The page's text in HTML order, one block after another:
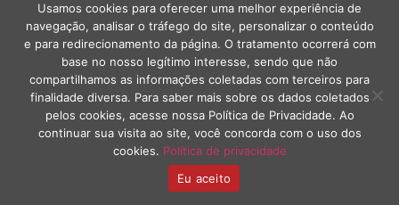
Usamos cookies para oferecer uma melhor experiência de
navegação, analisar o tráfego do site, personalizar o conteúdo
e para redirecionamento da página. O tratamento ocorrerá com
base no nosso legítimo interesse, sendo que não
compartilhamos as informações coletadas com terceiros para
finalidade diversa. Para saber mais sobre os dados coletados
pelos cookies, acesse nossa Política de Privacidade. Ao
continuar sua visita ao site, você concorda com o uso dos
cookies. Política de privacidade
Eu aceito